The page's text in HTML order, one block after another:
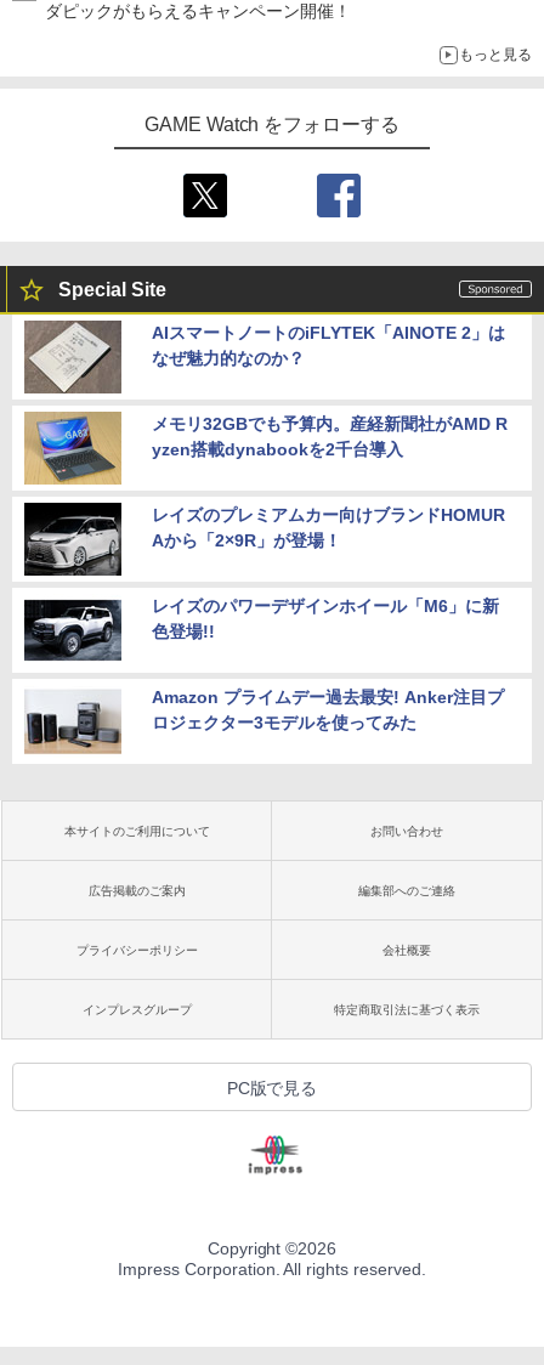
ダピックがもらえるキャンペーン開催！
もっと見る
GAME Watch をフォローする
Special Site
AIスマートノートのiFLYTEK「AINOTE 2」は
なぜ魅力的なのか？
メモリ32GBでも予算内。産経新聞社がAMD R
yzen搭載dynabookを2千台導入
レイズのプレミアムカー向けブランドHOMUR
Aから「2×9R」が登場！
レイズのパワーデザインホイール「M6」に新
色登場!!
Amazon プライムデー過去最安! Anker注目プ
ロジェクター3モデルを使ってみた
本サイトのご利用について お問い合わせ
広告掲載のご案内 編集部へのご連絡
プライバシーポリシー 会社概要
インプレスグループ 特定商取引法に基づく表示
PC版で見る
Copyright ©2026
Impress Corporation. All rights reserved.